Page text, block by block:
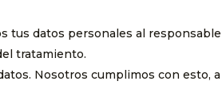
tus datos personales al
tratamiento.
Nosotros cumplimos con esto, a